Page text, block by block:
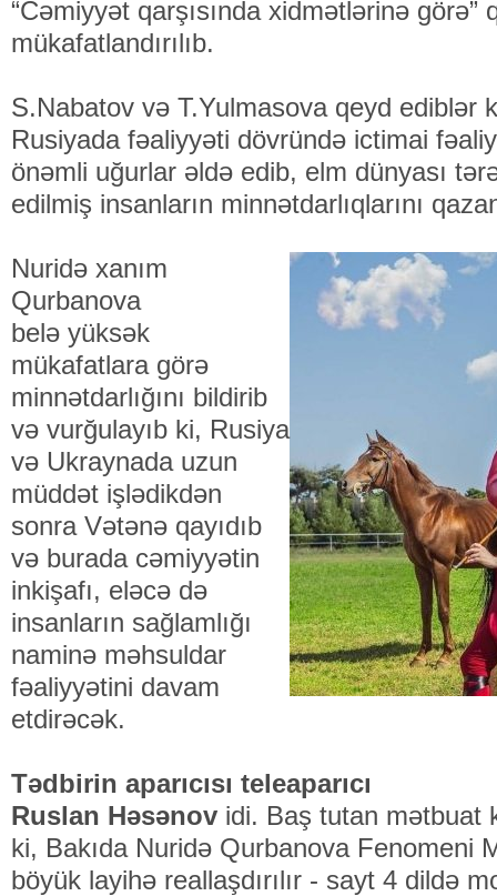
“Cəmiyyət qarşısında xidmətlərinə görə”
mükafatlandırılıb.
S.Nabatov və T.Yulmasova qeyd ediblər
Rusiyada fəaliyyəti dövründə ictimai
önəmli uğurlar əldə edib, elm dünyası
edilmiş insanların minnətdarlıqlarını
Nuridə xanım
Qurbanova
belə yüksək
mükafatlara görə
minnətdarlığını bildirib
və vurğulayıb ki, Rusiya
və Ukraynada uzun
müddət işlədikdən
sonra Vətənə qayıdıb
və burada cəmiyyətin
inkişafı, eləcə də
insanların sağlamlığı
naminə məhsuldar
fəaliyyətini davam
etdirəcək.
Tədbirin aparıcısı teleaparıcı
Ruslan Həsənov idi. Baş tutan mətbuat
ki, Bakıda Nuridə Qurbanova Fenomeni
böyük layihə reallaşdırılır - sayt 4 dildə